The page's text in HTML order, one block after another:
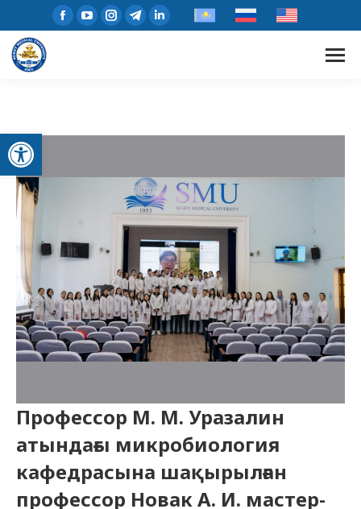
Open toolbar
Профессор М. М. Уразалин
атындағы микробиология
кафедрасына шақырылған
профессор Новак А. И. мастер-